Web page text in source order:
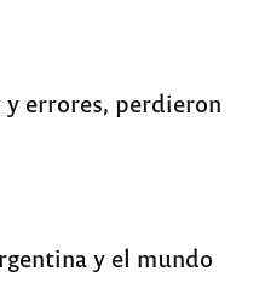
y errores, perdieron
y el mundo